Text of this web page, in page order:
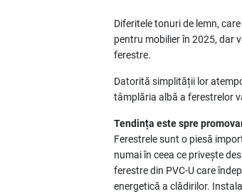
Diferitele tonuri de lemn,
pentru mobilier în 2025, dar
ferestre.
Datorită simplității lor
tâmplăria albă a ferestrelor
Tendința este spre
Ferestrele sunt o piesă
numai în ceea ce privește
ferestre din PVC-U care
energetică a clădirilor.